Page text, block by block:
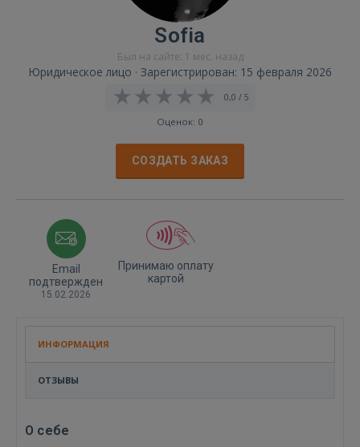
Sofia
Был на сайте: 1 мес. назад
Юридическое лицо · Зарегистрирован: 15 февраля 2026
0,0 / 5
Оценок: 0
СОЗДАТЬ ЗАКАЗ
Email
подтвержден
15.02.2026
Принимаю оплату
картой
ИНФОРМАЦИЯ
ОТЗЫВЫ
О себе